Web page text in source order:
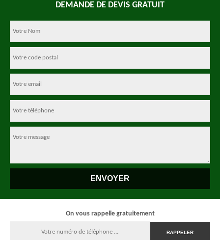
DEMANDE DE DEVIS GRATUIT
On vous rappelle gratuitement